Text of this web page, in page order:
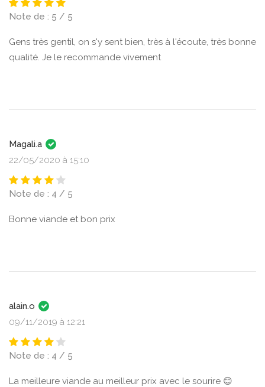
Note de : 5 / 5
Gens très gentil, on s'y sent bien, très à l'écoute, très bonne
qualité. Je le recommande vivement
Magali.a
22/05/2020 à 15:10
Note de : 4 / 5
Bonne viande et bon prix
alain.o
09/11/2019 à 12:21
Note de : 4 / 5
La meilleure viande au meilleur prix avec le sourire 😊